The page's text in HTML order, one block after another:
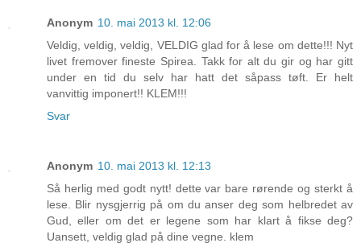
Anonym 10. mai 2013 kl. 12:06
Veldig, veldig, veldig, VELDIG glad for å lese om dette!!! Nyt
livet fremover fineste Spirea. Takk for alt du gir og har gitt
under en tid du selv har hatt det såpass tøft. Er helt
vanvittig imponert!! KLEM!!!
Svar
Anonym 10. mai 2013 kl. 12:13
Så herlig med godt nytt! dette var bare rørende og sterkt å
lese. Blir nysgjerrig på om du anser deg som helbredet av
Gud, eller om det er legene som har klart å fikse deg?
Uansett, veldig glad på dine vegne. klem